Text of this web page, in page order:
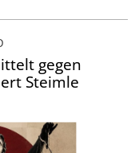
gegen
Steimle